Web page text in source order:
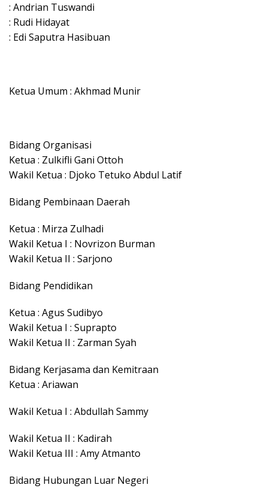
: Andrian Tuswandi
: Rudi Hidayat
: Edi Saputra Hasibuan
Ketua Umum : Akhmad Munir
Bidang Organisasi
Ketua : Zulkifli Gani Ottoh
Wakil Ketua : Djoko Tetuko Abdul Latif
Bidang Pembinaan Daerah
Ketua : Mirza Zulhadi
Wakil Ketua I : Novrizon Burman
Wakil Ketua II : Sarjono
Bidang Pendidikan
Ketua : Agus Sudibyo
Wakil Ketua I : Suprapto
Wakil Ketua II : Zarman Syah
Bidang Kerjasama dan Kemitraan
Ketua : Ariawan
Wakil Ketua I : Abdullah Sammy
Wakil Ketua II : Kadirah
Wakil Ketua III : Amy Atmanto
Bidang Hubungan Luar Negeri